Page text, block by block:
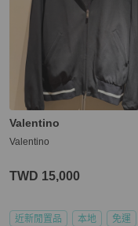
Valentino
Valentino
TWD 15,000
近新閒置品 本地 免運